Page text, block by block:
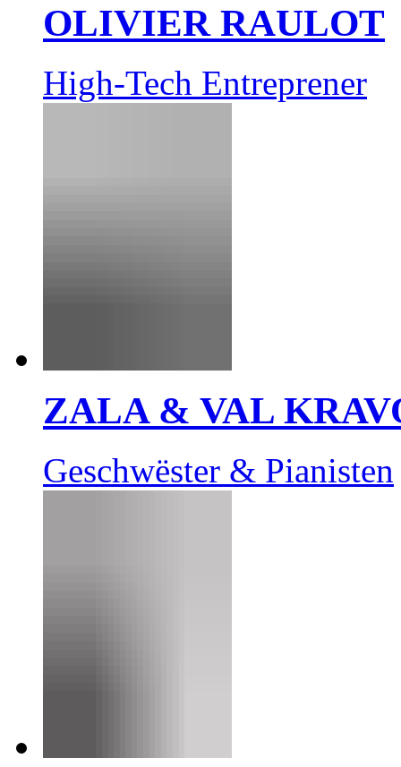
OLIVIER RAULOT
High-Tech Entreprener
ZALA & VAL
Geschwëster & Pianisten